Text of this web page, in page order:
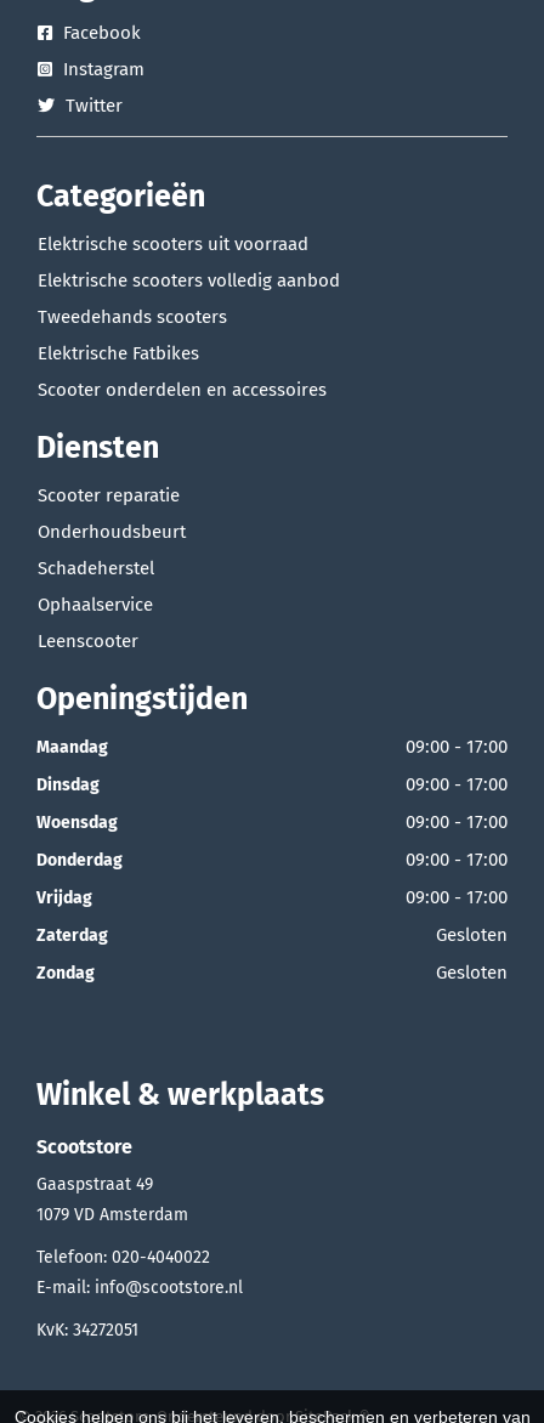
Facebook
Instagram
Twitter
Categorieën
Elektrische scooters uit voorraad
Elektrische scooters volledig aanbod
Tweedehands scooters
Elektrische Fatbikes
Scooter onderdelen en accessoires
Diensten
Scooter reparatie
Onderhoudsbeurt
Schadeherstel
Ophaalservice
Leenscooter
Openingstijden
Maandag 09:00 - 17:00
Dinsdag 09:00 - 17:00
Woensdag 09:00 - 17:00
Donderdag 09:00 - 17:00
Vrijdag 09:00 - 17:00
Zaterdag Gesloten
Zondag Gesloten
Winkel & werkplaats
Scootstore
Gaaspstraat 49
1079 VD Amsterdam
Telefoon: 020-4040022
E-mail: info@scootstore.nl
KvK: 34272051
© 2026 Scootstore. Ondersteund doorSitePack ®
Cookies helpen ons bij het leveren, beschermen en verbeteren van